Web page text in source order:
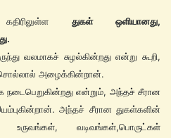
துகள் ஒளியானது,
வலமாகச் சுழல்கின்றது என்று கூறி,
அழைக்கின்றான்.
நடைபெறுகின்றது என்றும், அந்தச் சீரான
அந்தச் சீரான துகள்களின்
வடிவங்கள்,பொருட்கள்